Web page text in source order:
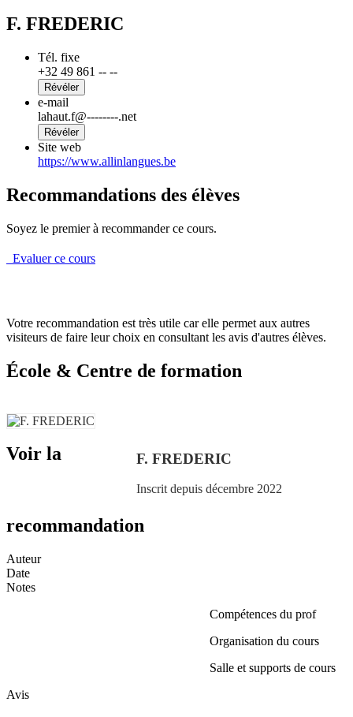
F. FREDERIC
Tél. fixe
+32 49 861 -- --
Révéler
e-mail
lahaut.f@--------.net
Révéler
Site web
https://www.allinlangues.be
Recommandations des élèves
Soyez le premier à recommander ce cours.
Evaluer ce cours
Votre recommandation est très utile car elle permet aux autres
visiteurs de faire leur choix en consultant les avis d'autres élèves.
École & Centre de formation
F. FREDERIC
Inscrit depuis décembre 2022
Voir la
recommandation
Auteur
Date
Notes
Compétences du prof
Organisation du cours
Salle et supports de cours
Avis